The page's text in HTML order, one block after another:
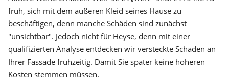
früh, sich mit dem äußeren Kleid seines Hause zu
beschäftigen, denn manche Schäden sind zunächst
"unsichtbar". Jedoch nicht für Heyse, denn mit einer
qualifizierten Analyse entdecken wir versteckte Schäden an
Ihrer Fassade frühzeitig. Damit Sie später keine höheren
Kosten stemmen müssen.